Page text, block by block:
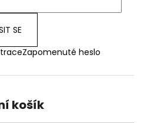
SE
Zapomenuté heslo
košík